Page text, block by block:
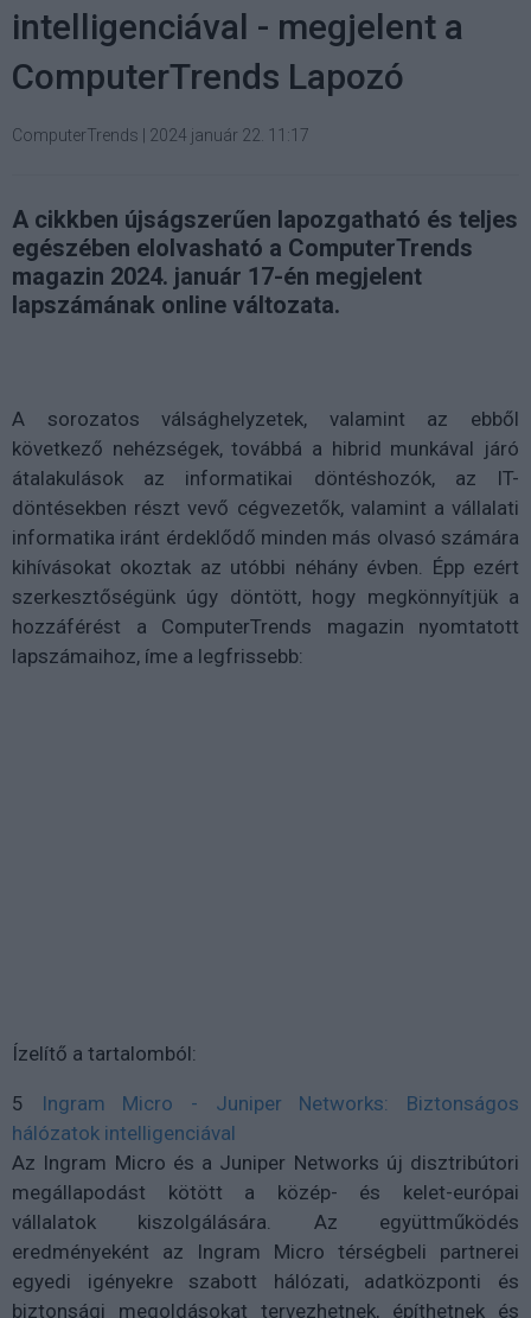
intelligenciával - megjelent a
ComputerTrends Lapozó
ComputerTrends 2024 január 22. 11:17
A cikkben újságszerűen lapozgatható és teljes
egészében elolvasható a ComputerTrends
magazin 2024. január 17-én megjelent
lapszámának online változata.
A sorozatos válsághelyzetek, valamint az ebből
következő nehézségek, továbbá a hibrid munkával járó
átalakulások az informatikai döntéshozók, az IT-
döntésekben részt vevő cégvezetők, valamint a vállalati
informatika iránt érdeklődő minden más olvasó számára
kihívásokat okoztak az utóbbi néhány évben. Épp ezért
szerkesztőségünk úgy döntött, hogy megkönnyítjük a
hozzáférést a ComputerTrends magazin nyomtatott
lapszámaihoz, íme a legfrissebb:
Ízelítő a tartalomból:
5
Ingram Micro - Juniper Networks: Biztonságos
hálózatok intelligenciával
Az Ingram Micro és a Juniper Networks új disztribútori
megállapodást kötött a közép- és kelet-európai
vállalatok kiszolgálására. Az együttműködés
eredményeként az Ingram Micro térségbeli partnerei
egyedi igényekre szabott hálózati, adatközponti és
biztonsági megoldásokat tervezhetnek, építhetnek és